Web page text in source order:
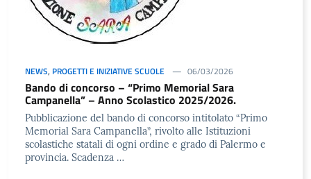
NEWS, PROGETTI E INIZIATIVE SCUOLE 06/03/2026
Bando di concorso – “Primo Memorial Sara
Campanella” – Anno Scolastico 2025/2026.
Pubblicazione del bando di concorso intitolato “Primo
Memorial Sara Campanella”, rivolto alle Istituzioni
scolastiche statali di ogni ordine e grado di Palermo e
provincia. Scadenza …